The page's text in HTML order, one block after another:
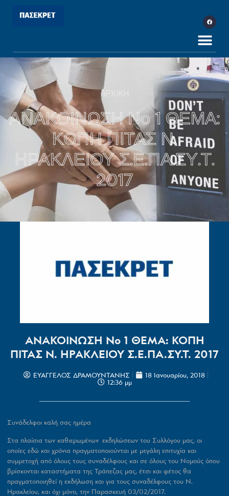
ΑΡΧΙΚΗ
ΑΝΑΚΟΙΝΩΣΗ No 1 ΘΕΜΑ:
ΚΟΠΗ ΠΙΤΑΣ Ν.
ΗΡΑΚΛΕΙΟΥ Σ.Ε.ΠΑ.ΣΥ.Τ.
2017
ΑΝΑΚΟΙΝΩΣΗ No 1 ΘΕΜΑ: ΚΟΠΗ
ΠΙΤΑΣ Ν. ΗΡΑΚΛΕΙΟΥ Σ.Ε.ΠΑ.ΣΥ.Τ. 2017
ΕΥΑΓΓΕΛΟΣ ΔΡΑΜΟΥΝΤΑΝΗΣ
18 Ιανουαρίου, 2018
12:36 μμ
Συνάδελφοι καλή σας ημέρα
Στα πλαίσια των καθιερωμένων εκδηλώσεων του Συλλόγου μας, οι
οποίες εδώ και χρόνια πραγματοποιούνται με μεγάλη επιτυχία και
συμμετοχή από όλους τους συναδέλφους και σε όλους του Νομούς όπου
βρίσκονται καταστήματα της Τράπεζας μας, έτσι και φέτος θα
πραγματοποιηθεί η εκδήλωση και για τους συναδέλφους του Ν.
Ηρακλείου, και όχι μόνο, την Παρασκευή 03/02/2017.